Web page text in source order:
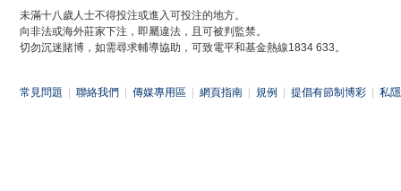
未滿十八歲人士不得投注或進入可投注的地方。
向非法或海外莊家下注，即屬違法，且可被判監禁。
切勿沉迷賭博，如需尋求輔導協助，可致電平和基金熱線1834 633。
常見問題 聯絡我們 傳媒專用區 網頁指南 規例 提倡有節制博彩 私